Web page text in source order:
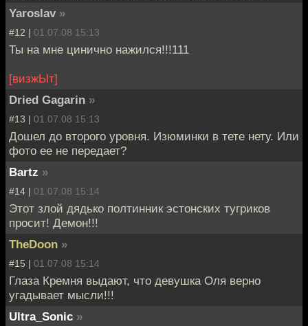
Yaroslav »
#12 | 01.07.08 15:13
Ты на мне цинично нажился!!!111
[визжЫт]
Dried Gagarin »
#13 | 01.07.08 15:13
Дошел до второго уровня. Изюминки в тете нету. Или
фото ее не передает?
Bartz »
#14 | 01.07.08 15:14
Этот злой дядько полтинник эстонских тугриков
просит! Демон!!!
TheDoon »
#15 | 01.07.08 15:14
Глаза Кремня выдают, что девушка Оля верно
угадывает мысли!!!
Ultra_Sonic »